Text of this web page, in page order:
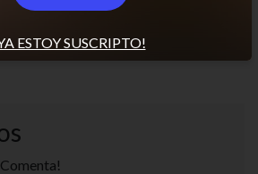
otra vez
ESTOY SUSCRIPTO!